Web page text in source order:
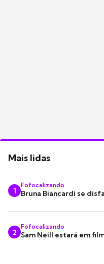
Mais lidas
1
Fofocalizando
Bruna Biancardi se
2
Fofocalizando
Sam Neill estará em